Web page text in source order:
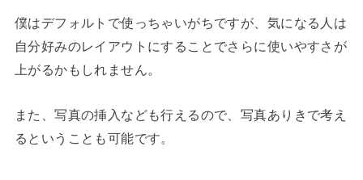
僕はデフォルトで使っちゃいがちですが、気になる人は
自分好みのレイアウトにすることでさらに使いやすさが
上がるかもしれません。
また、写真の挿入なども行えるので、写真ありきで考え
るということも可能です。